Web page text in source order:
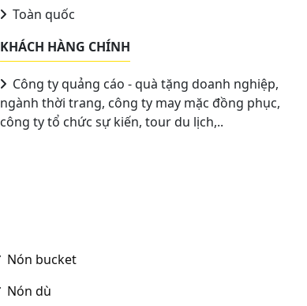
Toàn quốc
KHÁCH HÀNG CHÍNH
Công ty quảng cáo - quà tặng doanh nghiệp,
ngành thời trang, công ty may mặc đồng phục,
công ty tổ chức sự kiến, tour du lịch,..
Nón bucket
Nón dù